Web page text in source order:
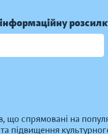
що спрямовані на
підвищення